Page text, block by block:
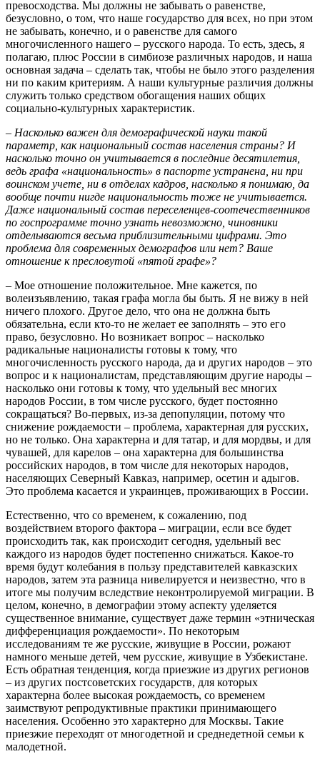
превосходства. Мы должны не забывать о равенстве,
безусловно, о том, что наше государство для всех, но при этом
не забывать, конечно, и о равенстве для самого
многочисленного нашего – русского народа. То есть, здесь, я
полагаю, плюс России в симбиозе различных народов, и наша
основная задача – сделать так, чтобы не было этого разделения
ни по каким критериям. А наши культурные различия должны
служить только средством обогащения наших общих
социально-культурных характеристик.
– Насколько важен для демографической науки такой
параметр, как национальный состав населения страны? И
насколько точно он учитывается в последние десятилетия,
ведь графа «национальность» в паспорте устранена, ни при
воинском учете, ни в отделах кадров, насколько я понимаю, да
вообще почти нигде национальность тоже не учитывается.
Даже национальный состав переселенцев-соотечественников
по госпрограмме точно узнать невозможно, чиновники
отделываются весьма приблизительными цифрами. Это
проблема для современных демографов или нет? Ваше
отношение к пресловутой «пятой графе»?
– Мое отношение положительное. Мне кажется, по
волеизъявлению, такая графа могла бы быть. Я не вижу в ней
ничего плохого. Другое дело, что она не должна быть
обязательна, если кто-то не желает ее заполнять – это его
право, безусловно. Но возникает вопрос – насколько
радикальные националисты готовы к тому, что
многочисленность русского народа, да и других народов – это
вопрос и к националистам, представляющим другие народы –
насколько они готовы к тому, что удельный вес многих
народов России, в том числе русского, будет постоянно
сокращаться? Во-первых, из-за депопуляции, потому что
снижение рождаемости – проблема, характерная для русских,
но не только. Она характерна и для татар, и для мордвы, и для
чувашей, для карелов – она характерна для большинства
российских народов, в том числе для некоторых народов,
населяющих Северный Кавказ, например, осетин и адыгов.
Это проблема касается и украинцев, проживающих в России.
Естественно, что со временем, к сожалению, под
воздействием второго фактора – миграции, если все будет
происходить так, как происходит сегодня, удельный вес
каждого из народов будет постепенно снижаться. Какое-то
время будут колебания в пользу представителей кавказских
народов, затем эта разница нивелируется и неизвестно, что в
итоге мы получим вследствие неконтролируемой миграции. В
целом, конечно, в демографии этому аспекту уделяется
существенное внимание, существует даже термин «этническая
дифференциация рождаемости». По некоторым
исследованиям те же русские, живущие в России, рожают
намного меньше детей, чем русские, живущие в Узбекистане.
Есть обратная тенденция, когда приезжие из других регионов
– из других постсоветских государств, для которых
характерна более высокая рождаемость, со временем
заимствуют репродуктивные практики принимающего
населения. Особенно это характерно для Москвы. Такие
приезжие переходят от многодетной и среднедетной семьи к
малодетной.